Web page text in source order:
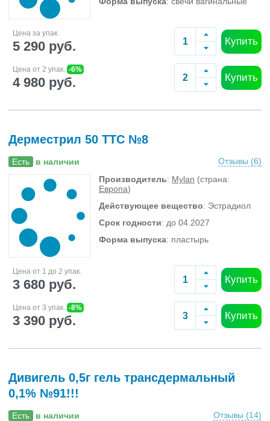
Цена за упак.
5 290 руб. Купить
Цена от 2 упак. -6%
4 980 руб. Купить
Дерместрил 50 ТТС №8
Есть в наличии Отзывы (6)
Производитель: Mylan (страна:
Европа)
Действующее вещество: Эстрадиол
Срок годности: до 04.2027
Форма выпуска: пластырь
Цена от 1 до 2 упак.
3 680 руб. Купить
Цена от 3 упак. -8%
3 390 руб. Купить
Дивигель 0,5г гель трансдермальный
0,1% №91!!!
Есть в наличии Отзывы (14)